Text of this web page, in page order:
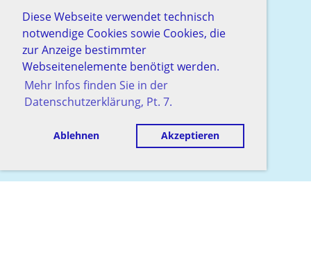
Diese Webseite verwendet technisch
notwendige Cookies sowie Cookies, die
zur Anzeige bestimmter
Webseitenelemente benötigt werden.
Mehr Infos finden Sie in der
Datenschutzerklärung, Pt. 7.
Ablehnen Akzeptieren